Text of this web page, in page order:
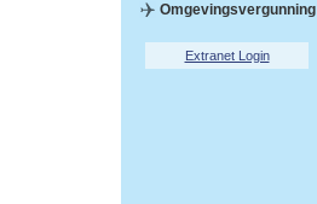
Omgevingsvergunning
Extranet Login